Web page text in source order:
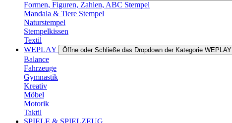
Formen, Figuren, Zahlen, ABC Stempel
Mandala & Tiere Stempel
Naturstempel
Stempelkissen
Textil
WEPLAY
Öffne oder Schließe das Dropdown der Kategorie WEPLAY
Balance
Fahrzeuge
Gymnastik
Kreativ
Möbel
Motorik
Taktil
SPIELE & SPIELZEUG